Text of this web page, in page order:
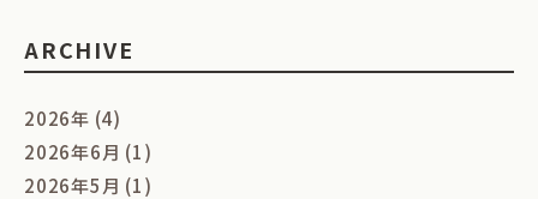
ARCHIVE
2026年 (4)
2026年6月 (1)
2026年5月 (1)